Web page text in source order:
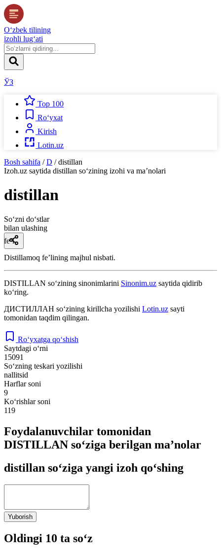
O‘zbek tilining
izohli lug‘ati
ЎЗ
Top 100
Ro‘yxat
Kirish
Lotin.uz
Bosh sahifa / D / distillan
Izoh.uz saytida distillan so‘zining izohi va ma’nolari
distillan
So‘zni do‘stlar
bilan ulashing
fe’l
Distillamoq feʼlining majhul nisbati.
DISTILLAN so‘zining sinonimlarini Sinonim.uz saytida qidirib
ko‘ring.
ДИСТИЛЛАН so‘zining kirillcha yozilishi Lotin.uz sayti
tomonidan taqdim qilingan.
Ro‘yxatga qo‘shish
Saytdagi o‘rni
15091
So‘zning teskari yozilishi
nallitsid
Harflar soni
9
Ko‘rishlar soni
119
Foydalanuvchilar tomonidan
DISTILLAN so‘ziga berilgan ma’nolar
distillan so‘ziga yangi izoh qo‘shing
Yuborish
Oldingi 10 ta so‘z